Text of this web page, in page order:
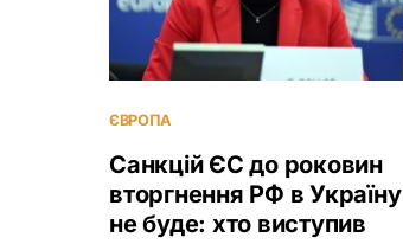
ЄВРОПА
Санкцій ЄС до роковин
вторгнення РФ в Україну
не буде: хто виступив